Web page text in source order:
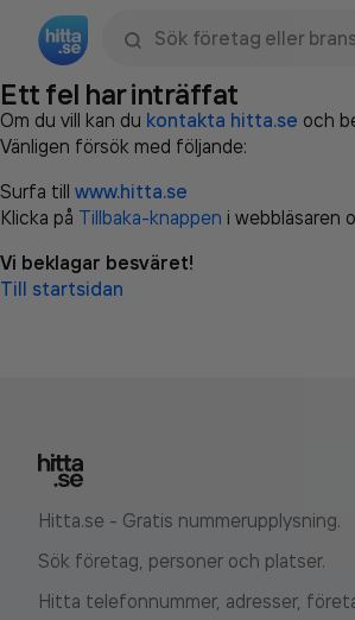
Ett fel har inträffat
Om du vill kan du kontakta hitta.se och
Vänligen försök med följande:
Surfa till www.hitta.se
Klicka på Tillbaka-knappen i webbläsaren
Vi beklagar besväret!
Till startsidan
Hitta.se - Gratis nummerupplysning.
Sök företag, personer och platser.
Hitta telefonnummer, adresser,